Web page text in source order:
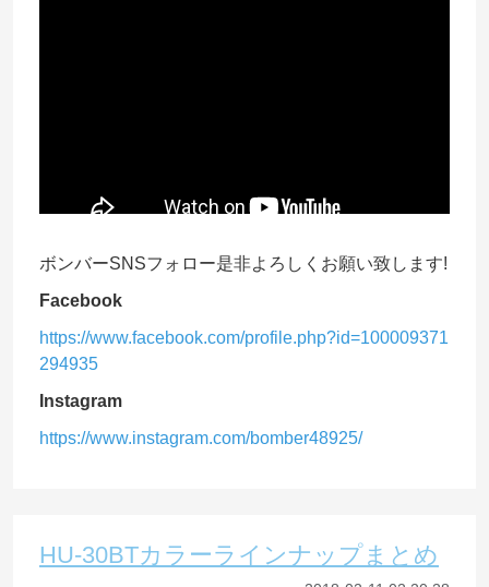
ボンバーSNSフォロー是非よろしくお願い致します!
Facebook
https://www.facebook.com/profile.php?id=100009371
294935
Instagram
https://www.instagram.com/bomber48925/
HU-30BTカラーラインナップまとめ